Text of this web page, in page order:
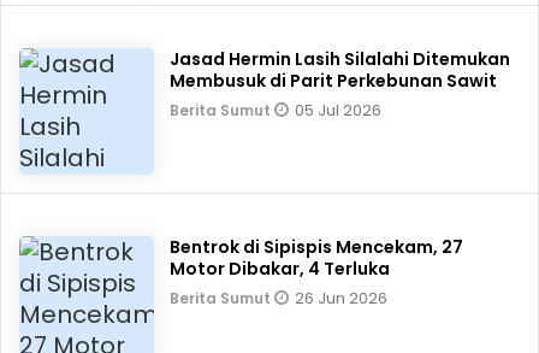
Jasad Hermin Lasih Silalahi Ditemukan
Membusuk di Parit Perkebunan Sawit
Berita Sumut 05 Jul 2026
Bentrok di Sipispis Mencekam, 27
Motor Dibakar, 4 Terluka
Berita Sumut 26 Jun 2026